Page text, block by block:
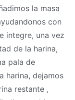
la masa
con
integre, una vez
de la harina,
pala de
harina, dejamos
restante ,